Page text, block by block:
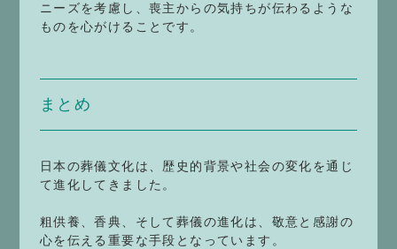
ニーズを考慮し、喪主からの気持ちが伝わるような
ものを心がけることです。
まとめ
日本の葬儀文化は、歴史的背景や社会の変化を通じ
て進化してきました。
粗供養、香典、そして葬儀の進化は、敬意と感謝の
心を伝える重要な手段となっています。